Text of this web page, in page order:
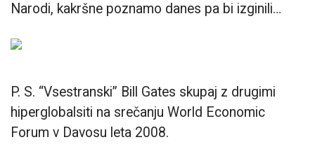
Narodi, kakršne poznamo danes pa bi izginili…
P. S. “Vsestranski” Bill Gates skupaj z drugimi
hiperglobalsiti na srečanju World Economic
Forum v Davosu leta 2008.